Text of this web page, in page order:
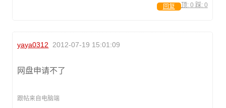
顶: 0 踩: 0
回复
yaya0312 2012-07-19 15:01:09
网盘申请不了
跟帖来自电脑端